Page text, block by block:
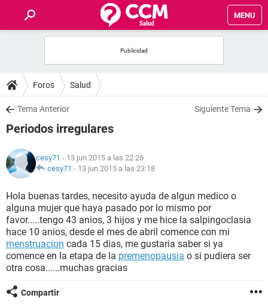
MENU
FOROS
SALUD
NUTRICIÓN
BIENESTAR
SEXUALIDAD
GLOSARIO
Foros Salud
Tema Anterior Siguiente Tema
Periodos irregulares
cesy71 - 13 jun 2015 a las 22:26
cesy71 - 13 jun 2015 a las 23:18
Hola buenas tardes, necesito ayuda de algun medico o
alguna mujer que haya pasado por lo mismo por
favor.....tengo 43 anios, 3 hijos y me hice la salpingoclasia
hace 10 anios, desde el mes de abril comence con mi
menstruacion cada 15 dias, me gustaria saber si ya
comence en la etapa de la premenopausia o si pudiera ser
otra cosa......muchas gracias
Compartir